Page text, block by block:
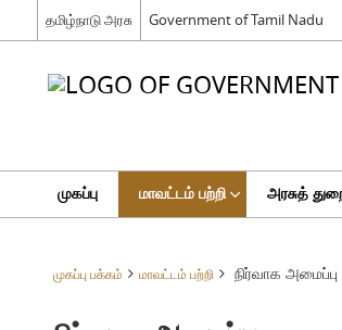
தமிழ்நாடு அரசு Government of Tamil Nadu
முகப்பு மாவட்டம் பற்றி அரசுத்
முகப்பு பக்கம் மாவட்டம் பற்றி நிர்வாக அமைப்பு